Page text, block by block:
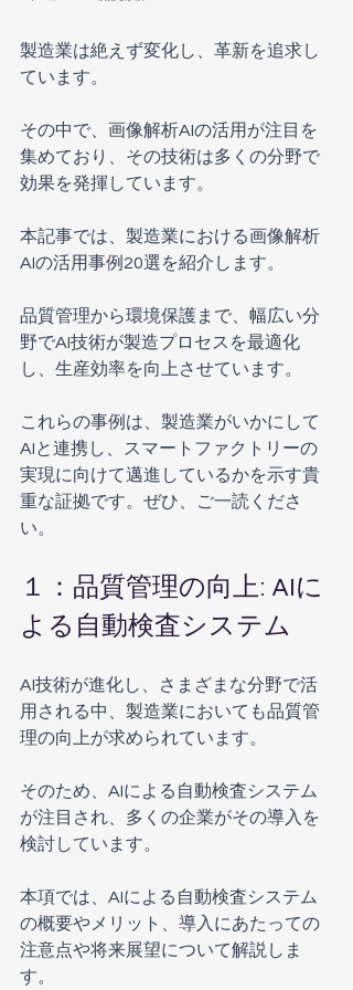
製造業は絶えず変化し、革新を追求し
ています。
その中で、画像解析AIの活用が注目を
集めており、その技術は多くの分野で
効果を発揮しています。
本記事では、製造業における画像解析
AIの活用事例20選を紹介します。
品質管理から環境保護まで、幅広い分
野でAI技術が製造プロセスを最適化
し、生産効率を向上させています。
これらの事例は、製造業がいかにして
AIと連携し、スマートファクトリーの
実現に向けて邁進しているかを示す貴
重な証拠です。ぜひ、ご一読くださ
い。
１：品質管理の向上: AIに
よる自動検査システム
AI技術が進化し、さまざまな分野で活
用される中、製造業においても品質管
理の向上が求められています。
そのため、AIによる自動検査システム
が注目され、多くの企業がその導入を
検討しています。
本項では、AIによる自動検査システム
の概要やメリット、導入にあたっての
注意点や将来展望について解説しま
す。